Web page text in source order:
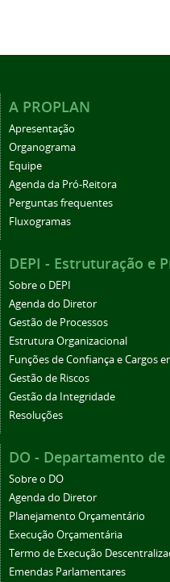
A PROPLAN
Apresentação
Organograma
Equipe
Agenda da Pró-Reitora
Perguntas frequentes
Fluxogramas
DEPI - Estruturação e
Sobre o DEPI
Agenda do Diretor
Gestão de Processos
Estrutura Organizacional
Funções de Confiança e Cargos
Gestão de Riscos
Gestão da Integridade
Resoluções
DO - Departamento
Sobre o DO
Agenda do Diretor
Planejamento Orçamentário
Execução Orçamentária
Termo de Execução
Emendas Parlamentares